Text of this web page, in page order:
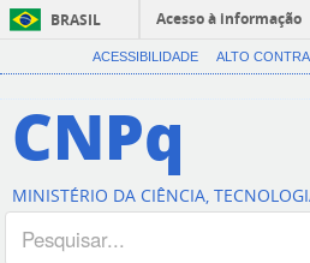
BRASIL
Acesso à informação
ACESSIBILIDADE ALTO
CNPq
MINISTÉRIO DA CIÊNCIA,